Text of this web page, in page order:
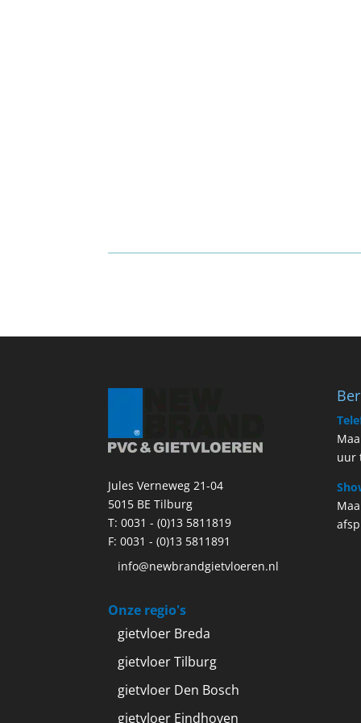
Jules Verneweg 21-04
5015 BE Tilburg
T:0031 - (0)13 5811819
F: 0031 - (0)13 5811891
info@newbrandgietvloeren.nl
Onze regio's
gietvloer Breda
gietvloer Tilburg
gietvloer Den Bosch
gietvloer Eindhoven
uur